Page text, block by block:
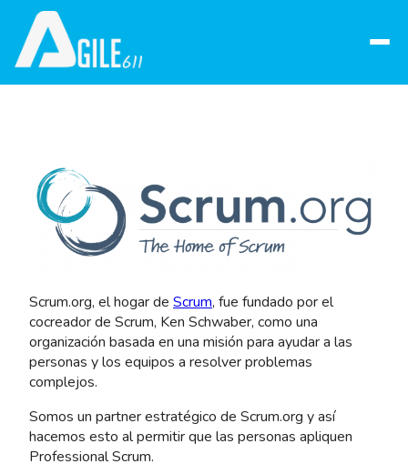
Abrir
Scrum.org, el hogar de Scrum, fue fundado por el
cocreador de Scrum, Ken Schwaber, como una
organización basada en una misión para ayudar a las
personas y los equipos a resolver problemas
complejos.
Somos un partner estratégico de Scrum.org y así
hacemos esto al permitir que las personas apliquen
Professional Scrum.